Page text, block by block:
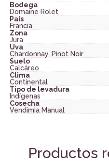
Bodega
Domaine Rolet
País
Francia
Zona
Jura
Uva
Chardonnay Pinot Noir
Suelo
Calcáreo
Clima
Continental
Tipo de levadura
Indígenas
Cosecha
Vendimia Manual
Productos